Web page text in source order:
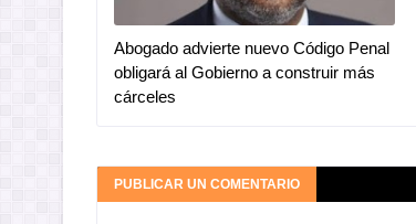
Abogado advierte nuevo Código Penal
obligará al Gobierno a construir más
cárceles
PUBLICAR UN COMENTARIO